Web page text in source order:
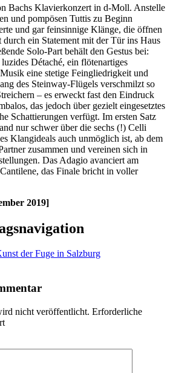
Bachs Klavierkonzert in d-Moll. Anstelle
und pompösen Tuttis zu Beginn
und gar feinsinnige Klänge, die öffnen
durch ein Statement mit der Tür ins Haus
Solo-Part behält den Gestus bei:
Détaché, ein flötenartiges
eine stetige Feingliedrigkeit und
des Steinway-Flügels verschmilzt so
– es erweckt fast den Eindruck
das jedoch über gezielt eingesetztes
Schattierungen verfügt. Im ersten Satz
nur schwer über die sechs (!) Celli
Klangideals auch unmöglich ist, ab dem
zusammen und vereinen sich in
Das Adagio avanciert am
das Finale bricht in voller
2019]
der Fuge in Salzburg
nicht veröffentlicht. Erforderliche